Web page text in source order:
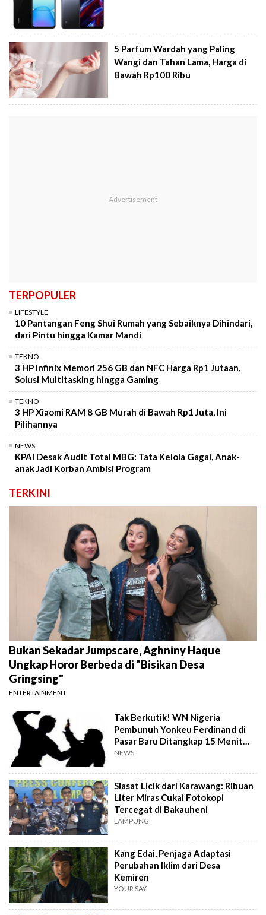
5 Parfum Wardah yang Paling
Wangi dan Tahan Lama, Harga di
Bawah Rp100 Ribu
TERPOPULER
LIFESTYLE
10 Pantangan Feng Shui Rumah yang Sebaiknya Dihindari,
dari Pintu hingga Kamar Mandi
TEKNO
3 HP Infinix Memori 256 GB dan NFC Harga Rp1 Jutaan,
Solusi Multitasking hingga Gaming
TEKNO
3 HP Xiaomi RAM 8 GB Murah di Bawah Rp1 Juta, Ini
Pilihannya
NEWS
KPAI Desak Audit Total MBG: Tata Kelola Gagal, Anak-
anak Jadi Korban Ambisi Program
TERKINI
Bukan Sekadar Jumpscare, Aghniny Haque
Ungkap Horor Berbeda di "Bisikan Desa
Gringsing"
ENTERTAINMENT
Tak Berkutik! WN Nigeria
Pembunuh Yonkeu Ferdinand di
Pasar Baru Ditangkap 15 Menit
Setelah Kejadian
NEWS
Siasat Licik dari Karawang: Ribuan
Liter Miras Cukai Fotokopi
Tercegat di Bakauheni
LAMPUNG
Kang Edai, Penjaga Adaptasi
Perubahan Iklim dari Desa
Kemiren
YOUR SAY